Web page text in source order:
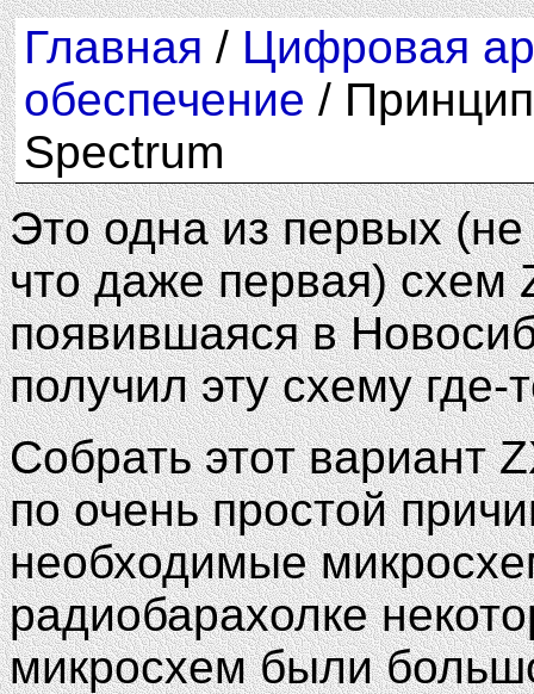
Главная / Цифровая
обеспечение /
Spectrum
Это одна из первых
что даже первая) схем
появившаяся в
получил эту схему
Собрать этот вариант
по очень простой
необходимые
радиобарахолке
микросхем были